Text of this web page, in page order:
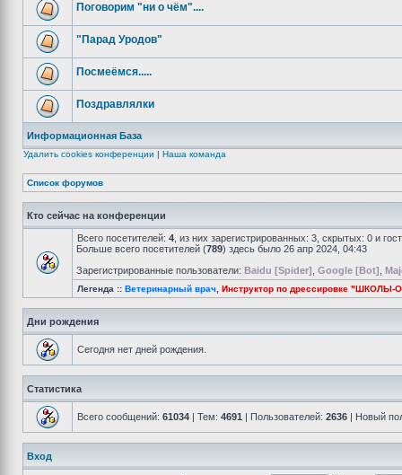
Поговорим "ни о чём"....
"Парад Уродов"
Посмеёмся.....
Поздравлялки
Информационная База
Удалить cookies конференции | Наша команда
Список форумов
Кто сейчас на конференции
Всего посетителей: 4 , из них зарегистрированных: 3, скрытых: 0 и
Больше всего посетителей (789) здесь было 26 апр 2024, 04:43
Зарегистрированные пользователи: Baidu [Spider] Google [Bot]
Легенда :: Ветеринарный врач Инструктор по дрессировке "ШКОЛЫ-
Дни рождения
Сегодня нет дней рождения.
Статистика
Всего сообщений: 61034 | Тем: 4691 | Пользователей: 2636 | Новый
Вход